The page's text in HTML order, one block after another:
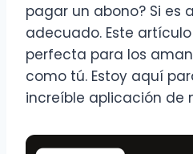
pagar un abono? Si es
adecuado. Este
perfecta para los
como tú. Estoy aquí
increíble aplicación de